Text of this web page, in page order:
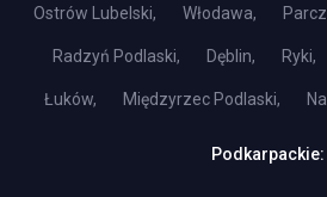
Ostrów Lubelski, Włodawa,
Radzyń Podlaski, Dęblin, Ryki,
Łuków, Międzyrzec Podlaski,
Podkarpackie: